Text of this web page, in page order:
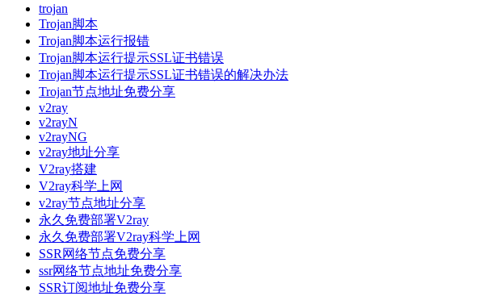
trojan
Trojan脚本
Trojan脚本运行报错
Trojan脚本运行提示SSL证书错误
Trojan脚本运行提示SSL证书错误的解决办法
Trojan节点地址免费分享
v2ray
v2rayN
v2rayNG
v2ray地址分享
V2ray搭建
V2ray科学上网
v2ray节点地址分享
永久免费部署V2ray
永久免费部署V2ray科学上网
SSR网络节点免费分享
ssr网络节点地址免费分享
SSR订阅地址免费分享